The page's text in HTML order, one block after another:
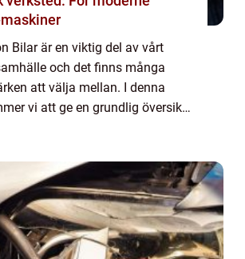
Bilar är en viktig del av vårt
och det finns många
att välja mellan. I denna
vi att ge en grundlig översikt